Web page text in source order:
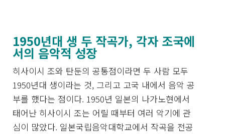
1950년대 생 두 작곡가, 각자 조국에
서의 음악적 성장
히사이시 조와 탄둔의 공통점이라면 두 사람 모두
1950년대 생이라는 것, 그리고 고국 내에서 음악 공
부를 했다는 점이다. 1950년 일본의 나가노현에서
태어난 히사이시 조는 어릴 때부터 여러 악기에 관
심이 많았다. 일본국립음악대학교에서 작곡을 전공